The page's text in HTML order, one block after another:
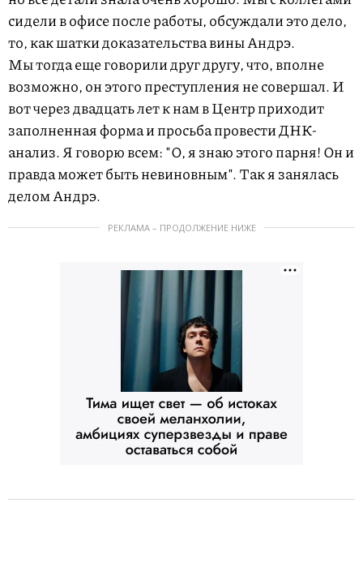
сидели в офисе после работы, обсуждали это дело,
то, как шатки доказательства вины Андрэ.
Мы тогда еще говорили друг другу, что, вполне
возможно, он этого преступления не совершал. И
вот через двадцать лет к нам в Центр приходит
заполненная форма и просьба провести ДНК-
анализ. Я говорю всем: "О, я знаю этого парня! Он и
правда может быть невиновным". Так я занялась
делом Андрэ.
РЕКЛАМА – ПРОДОЛЖЕНИЕ НИЖЕ